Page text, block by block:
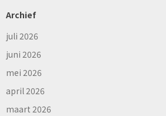
Archief
juli 2026
juni 2026
mei 2026
april 2026
maart 2026